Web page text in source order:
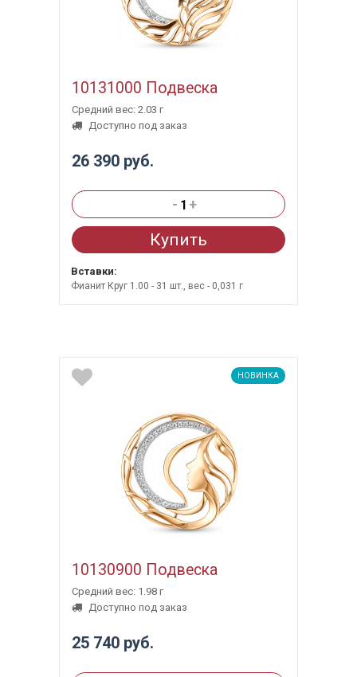
10131000 Подвеска
Средний вес: 2.03 г
Доступно под заказ
26 390 руб.
- +
Купить
Вставки:
Фианит Круг 1.00 - 31 шт., вес - 0,031 г
НОВИНКА
10130900 Подвеска
Средний вес: 1.98 г
Доступно под заказ
25 740 руб.